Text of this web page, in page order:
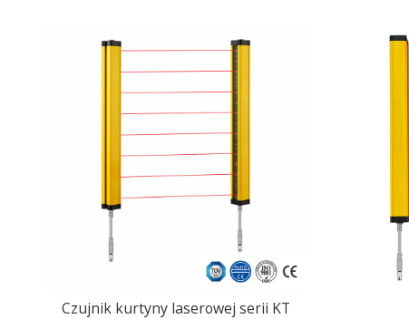
Czujnik kurtyny laserowej serii KT